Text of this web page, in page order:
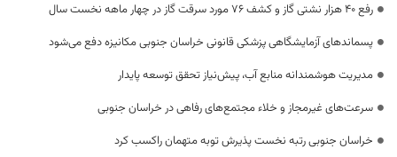
رفع 40 هزار نشتی گاز و کشف 76 مورد سرقت گاز در چهار ماهه نخست سال
پسماندهای آزمایشگاهی پزشکی قانونی خراسان جنوبی مکانیزه دفع می‌شود
مدیریت هوشمندانه منابع آب، پیش‌نیاز تحقق توسعه پایدار
سرعت‌های غیرمجاز و خلاء مجتمع‌های رفاهی در خراسان جنوبی
خراسان جنوبی رتبه نخست پذیرش توبه متهمان راکسب کرد